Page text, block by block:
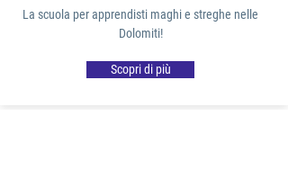
La scuola per apprendisti maghi e streghe nelle
Dolomiti!
Scopri di più